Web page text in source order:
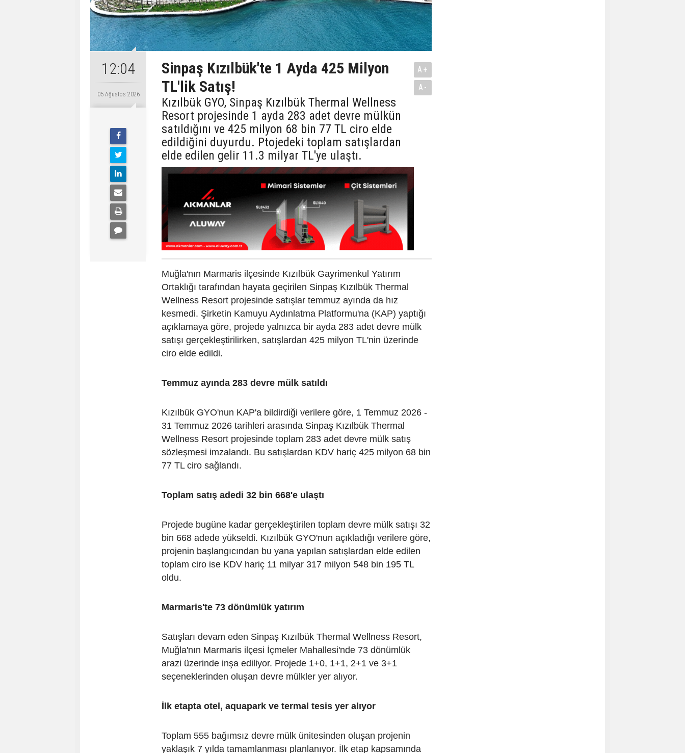
12:04
05 Ağustos 2026
Sinpaş Kızılbük'te 1 Ayda 425 Milyon
TL'lik Satış!
Kızılbük GYO, Sinpaş Kızılbük Thermal Wellness
Resort projesinde 1 ayda 283 adet devre mülkün
satıldığını ve 425 milyon 68 bin 77 TL ciro elde
edildiğini duyurdu. Ptojedeki toplam satışlardan
elde edilen gelir 11.3 milyar TL'ye ulaştı.
A+
A-
Muğla'nın Marmaris ilçesinde Kızılbük Gayrimenkul Yatırım
Ortaklığı tarafından hayata geçirilen Sinpaş Kızılbük Thermal
Wellness Resort projesinde satışlar temmuz ayında da hız
kesmedi. Şirketin Kamuyu Aydınlatma Platformu'na (KAP) yaptığı
açıklamaya göre, projede yalnızca bir ayda 283 adet devre mülk
satışı gerçekleştirilirken, satışlardan 425 milyon TL'nin üzerinde
ciro elde edildi.
Temmuz ayında 283 devre mülk satıldı
Kızılbük GYO'nun KAP'a bildirdiği verilere göre, 1 Temmuz 2026 -
31 Temmuz 2026 tarihleri arasında Sinpaş Kızılbük Thermal
Wellness Resort projesinde toplam 283 adet devre mülk satış
sözleşmesi imzalandı. Bu satışlardan KDV hariç 425 milyon 68 bin
77 TL ciro sağlandı.
Toplam satış adedi 32 bin 668'e ulaştı
Projede bugüne kadar gerçekleştirilen toplam devre mülk satışı 32
bin 668 adede yükseldi. Kızılbük GYO'nun açıkladığı verilere göre,
projenin başlangıcından bu yana yapılan satışlardan elde edilen
toplam ciro ise KDV hariç 11 milyar 317 milyon 548 bin 195 TL
oldu.
Marmaris'te 73 dönümlük yatırım
Satışları devam eden Sinpaş Kızılbük Thermal Wellness Resort,
Muğla'nın Marmaris ilçesi İçmeler Mahallesi'nde 73 dönümlük
arazi üzerinde inşa ediliyor. Projede 1+0, 1+1, 2+1 ve 3+1
seçeneklerinden oluşan devre mülkler yer alıyor.
İlk etapta otel, aquapark ve termal tesis yer alıyor
Toplam 555 bağımsız devre mülk ünitesinden oluşan projenin
yaklaşık 7 yılda tamamlanması planlanıyor. İlk etap kapsamında